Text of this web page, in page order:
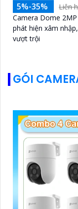
5%-35%
Liên
Camera Dome
phát hiện xâm
vượt trội
GÓI